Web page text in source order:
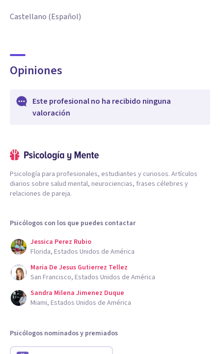
Castellano (Español)
Opiniones
Este profesional no ha recibido ninguna
valoración
Psicología para profesionales, estudiantes y curiosos. Artículos
diarios sobre salud mental, neurociencias, frases célebres y
relaciones de pareja.
Psicólogos con los que puedes contactar
Jessica Perez Rubio
Florida, Estados Unidos de América
Maria De Jesus Gutierrez Tellez
San Francisco, Estados Unidos de América
Sandra Milena Jimenez Duque
Miami, Estados Unidos de América
Psicólogos nominados y premiados